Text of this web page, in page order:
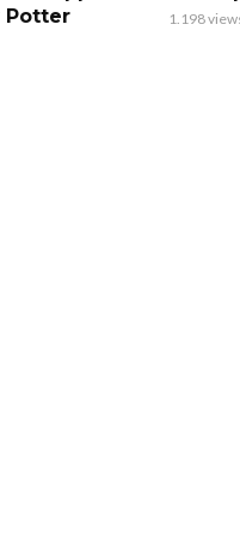
Potter
1.198